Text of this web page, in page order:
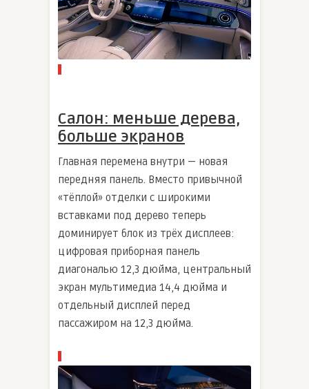
Салон: меньше дерева,
больше экранов
Главная перемена внутри — новая
передняя панель. Вместо привычной
«тёплой» отделки с широкими
вставками под дерево теперь
доминирует блок из трёх дисплеев:
цифровая приборная панель
диагональю 12,3 дюйма, центральный
экран мультимедиа 14,4 дюйма и
отдельный дисплей перед
пассажиром на 12,3 дюйма.